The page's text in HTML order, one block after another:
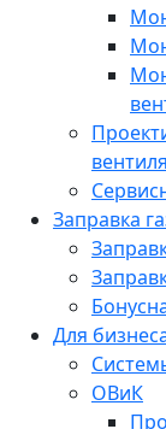
Заправка
Для
ОВиК